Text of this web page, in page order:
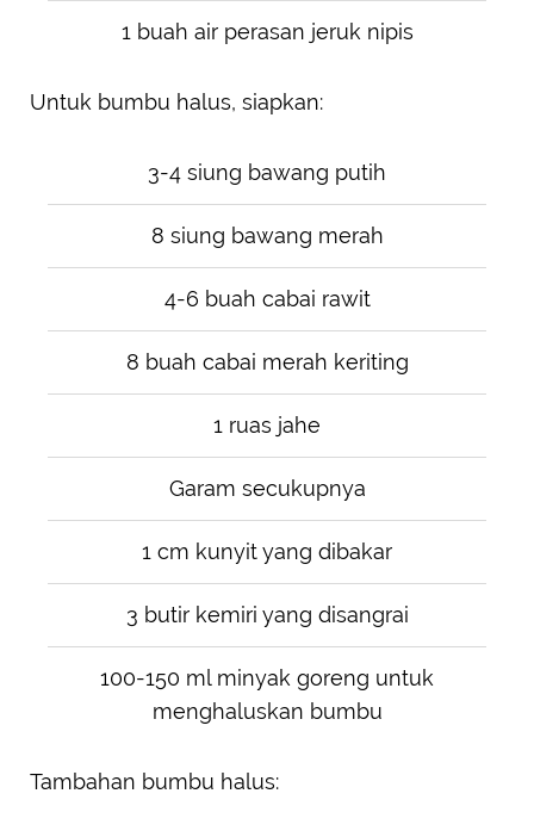
1 buah air perasan jeruk nipis
Untuk bumbu halus, siapkan:
3-4 siung bawang putih
8 siung bawang merah
4-6 buah cabai rawit
8 buah cabai merah keriting
1 ruas jahe
Garam secukupnya
1 cm kunyit yang dibakar
3 butir kemiri yang disangrai
100-150 ml minyak goreng untuk
menghaluskan bumbu
Tambahan bumbu halus: